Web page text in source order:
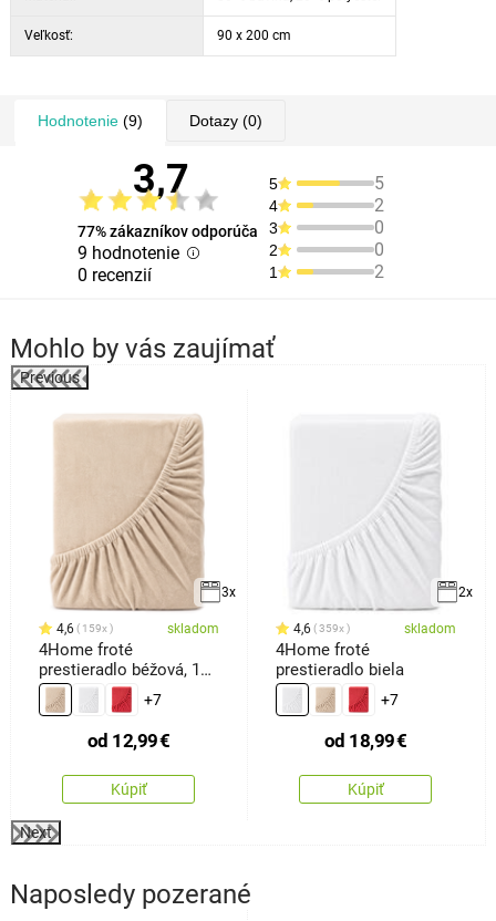
Veľkosť: 90 x 200 cm
Hodnotenie(9) Dotazy(0)
3,7
77% zákazníkov odporúča
9 hodnotenie
0 recenzií
5 5
4 2
3 0
2 0
1 2
Mohlo by vás zaujímať
Previous
3x
4,6 159x skladom
4Home froté
prestieradlo béžová, 100
x 200 cm
+7
od 12,99€
Kúpiť
2x
4,6 359x skladom
4Home froté
prestieradlo biela
+7
od 18,99€
Kúpiť
Next
Naposledy pozerané